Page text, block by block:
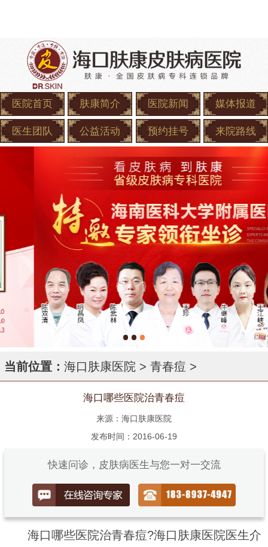
医院首页 肤康简介 医院新闻 媒体报道
医生团队 公益活动 预约挂号 来院路线
当前位置： 海口肤康医院 > 青春痘 >
海口哪些医院治青春痘
来源：海口肤康医院
发布时间：2016-06-19
快速问诊，皮肤病医生与您一对一交流
海口哪些医院治青春痘?海口肤康医院医生介